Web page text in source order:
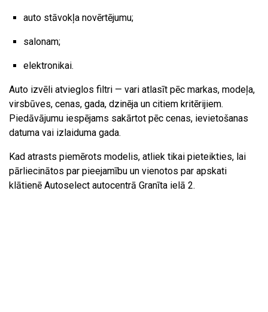
auto stāvokļa novērtējumu;
salonam;
elektronikai.
Auto izvēli atvieglos filtri — vari atlasīt pēc markas, modeļa,
virsbūves, cenas, gada, dzinēja un citiem kritērijiem.
Piedāvājumu iespējams sakārtot pēc cenas, ievietošanas
datuma vai izlaiduma gada.
Kad atrasts piemērots modelis, atliek tikai pieteikties, lai
pārliecinātos par pieejamību un vienotos par apskati
klātienē Autoselect autocentrā Granīta ielā 2.